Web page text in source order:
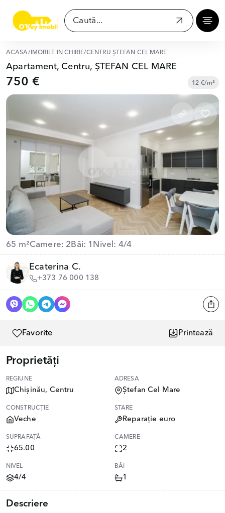
ACASĂ/ IMOBILE ÎN CHIRIE/CENTRU ȘTEFAN CEL MARE
Apartament, Centru, ȘTEFAN CEL MARE
750 € 12 €/m²
65 m²Camere: 2 Băi: 1 Nivel: 4/4
Ecaterina C.
+373 76 000 138
Favorite Printează
Proprietăți
REGIUNE
Chișinău, Centru
ADRESA
Ștefan Cel Mare
CONSTRUCȚIE
Veche
STARE
Reparație euro
SUPRAFAȚĂ
65.00
CAMERE
2
NIVEL
4/4
BĂI
1
Descriere